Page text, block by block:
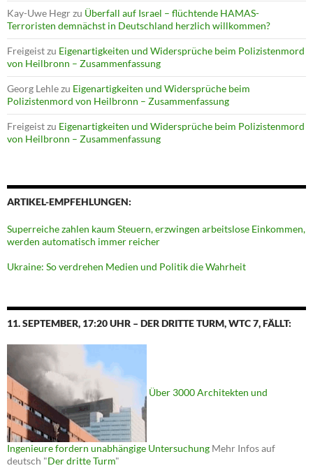
Kay-Uwe Hegrzu Überfall auf Israel – flüchtende HAMAS-
Terroristen demnächst in Deutschland herzlich willkommen?
Freigeistzu Eigenartigkeiten und Widersprüche beim Polizistenmord
von Heilbronn – Zusammenfassung
Georg Lehlezu Eigenartigkeiten und Widersprüche beim
Polizistenmord von Heilbronn – Zusammenfassung
Freigeistzu Eigenartigkeiten und Widersprüche beim Polizistenmord
von Heilbronn – Zusammenfassung
ARTIKEL-EMPFEHLUNGEN:
Superreiche zahlen kaum Steuern, erzwingen arbeitslose Einkommen,
werden automatisch immer reicher
Ukraine: So verdrehen Medien und Politik die Wahrheit
11. SEPTEMBER, 17:20 UHR – DER DRITTE TURM, WTC 7, FÄLLT:
Über 3000 Architekten und
Ingenieure fordern unabhängige Untersuchung Mehr Infos auf
deutsch "Der dritte Turm"